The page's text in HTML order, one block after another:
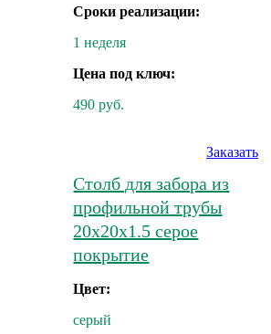
Сроки реализации:
1 неделя
Цена под ключ:
490 руб.
Заказать
Столб для забора из
профильной трубы
20х20х1.5 серое
покрытие
Цвет:
серый